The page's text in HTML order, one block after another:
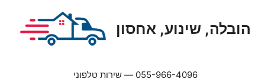
הובלה, שינוע, אחסון
055-966-4096 — שירות טלפוני